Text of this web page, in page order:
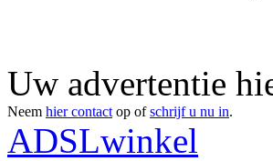
Uw advertentie
Neem hier contact op ofschrijf u nu in.
ADSLwinkel